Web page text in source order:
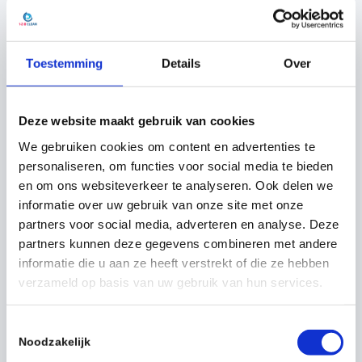
Toestemming Details Over
Deze website maakt gebruik van cookies
We gebruiken cookies om content en advertenties te
personaliseren, om functies voor social media te bieden
en om ons websiteverkeer te analyseren. Ook delen we
informatie over uw gebruik van onze site met onze
partners voor social media, adverteren en analyse. Deze
partners kunnen deze gegevens combineren met andere
informatie die u aan ze heeft verstrekt of die ze hebben
verzameld op basis van uw gebruik van hun services.
Noodzakelijk
Voornaam*
Achternaam *
Telefoonnummer*
E-mailadres*